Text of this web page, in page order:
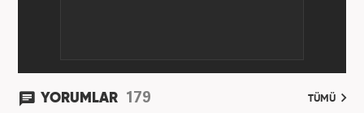
YORUMLAR 179 TÜMÜ